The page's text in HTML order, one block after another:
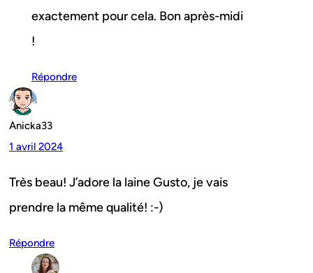
exactement pour cela. Bon après-midi
!
Répondre
Anicka33
1 avril 2024
Très beau! J’adore la laine Gusto, je vais
prendre la même qualité! :-)
Répondre